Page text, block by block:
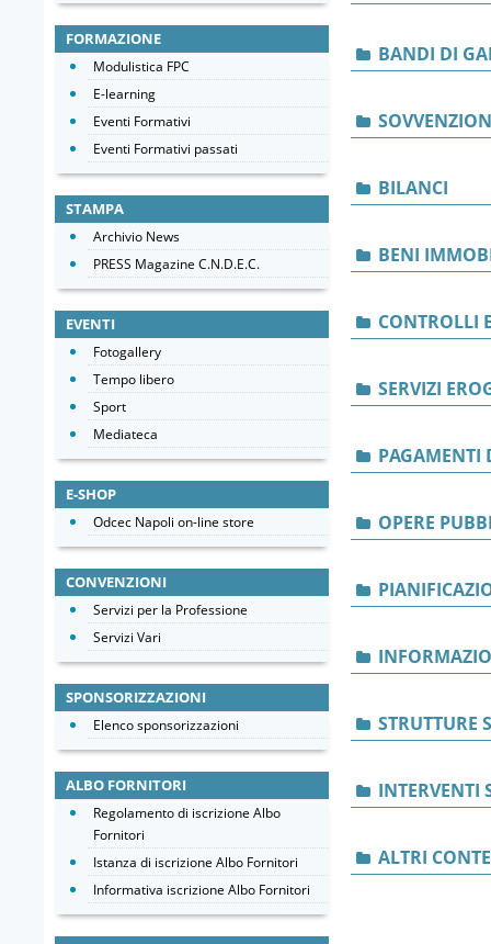
BANDI DI
BILANCI
BENI
CONTROLLI
SERVIZI
PAGAMENTI
OPERE
STRUTTURE
INTERVENTI
ALTRI
FORMAZIONE
Modulistica FPC
E-learning
Eventi Formativi
Eventi Formativi passati
STAMPA
Archivio News
PRESS Magazine C.N.D.E.C.
EVENTI
Fotogallery
Tempo libero
Sport
Mediateca
E-SHOP
Odcec Napoli on-line store
CONVENZIONI
Servizi per la Professione
Servizi Vari
SPONSORIZZAZIONI
Elenco sponsorizzazioni
ALBO FORNITORI
Regolamento di iscrizione Albo
Fornitori
Istanza di iscrizione Albo Fornitori
Informativa iscrizione Albo Fornitori